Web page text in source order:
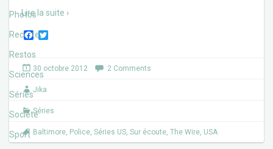
Photos
Recettes
Restos
Sciences
Séries
Société
Sport
Lire la suite ›
F
c
e
b
o
t
30 octobre 2012 2 Comments
Jika
Séries
Baltimore, Police, Séries US, Sur écoute, The Wire, USA